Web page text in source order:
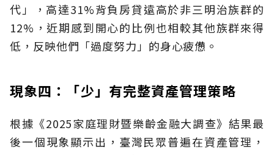
代」，高達31%背負房貸遠高於非三明治族群的
12%，近期感到開心的比例也相較其他族群來得
低，反映他們「過度努力」的身心疲憊。
現象四：「少」有完整資產管理策略
根據《2025家庭理財暨樂齡金融大調查》結果最
後一個現象顯示出，臺灣民眾普遍在資產管理，